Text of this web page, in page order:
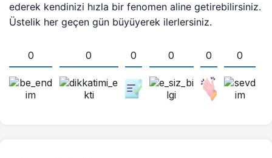
ederek kendinizi hızla bir fenomen aline getirebilirsiniz.
Üstelik her geçen gün büyüyerek ilerlersiniz.
0 0 0 0 0 0